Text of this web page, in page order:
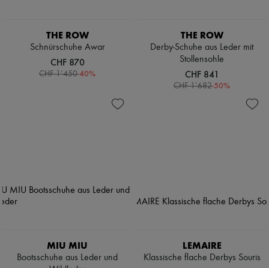
THE ROW
Schnürschuhe Awar
CHF 870
CHF 1’450-40%
THE ROW
Derby-Schuhe aus Leder mit
Stollensohle
CHF 841
CHF 1’682-50%
MIU MIU
Bootsschuhe aus Leder und
LEMAIRE
Klassische flache Derbys Souris